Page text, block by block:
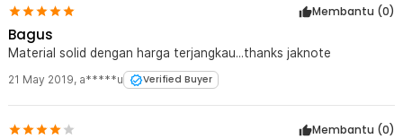
Membantu (0)
Bagus
Material solid dengan harga terjangkau...thanks jaknote
21 May 2019, a*****u Verified Buyer
Membantu (0)